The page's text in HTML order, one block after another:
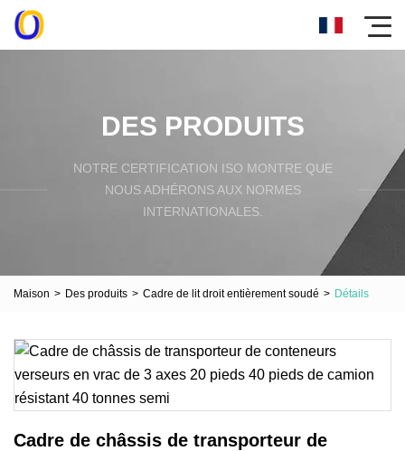
DES PRODUITS
NOTRE CERTIFICATION ISO MONTRE QUE
NOUS ADHÉRONS AUX NORMES
INTERNATIONALES.
Maison > Des produits > Cadre de lit droit entièrement soudé > Détails
Cadre de châssis de transporteur de